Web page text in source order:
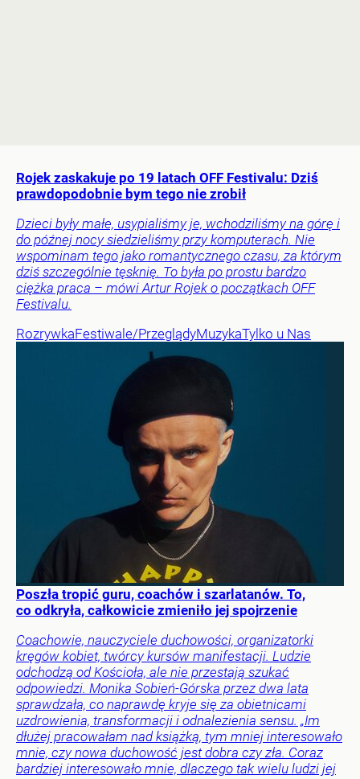
Rojek zaskakuje po 19 latach OFF Festivalu: Dziś
prawdopodobnie bym tego nie zrobił
Dzieci były małe, usypialiśmy je, wchodziliśmy na górę i
do późnej nocy siedzieliśmy przy komputerach. Nie
wspominam tego jako romantycznego czasu, za którym
dziś szczególnie tęsknię. To była po prostu bardzo
ciężka praca – mówi Artur Rojek o początkach OFF
Festivalu.
RozrywkaFestiwale/PrzeglądyMuzykaTylko u Nas
Poszła tropić guru, coachów i szarlatanów. To,
co odkryła, całkowicie zmieniło jej spojrzenie
Coachowie, nauczyciele duchowości, organizatorki
kręgów kobiet, twórcy kursów manifestacji. Ludzie
odchodzą od Kościoła, ale nie przestają szukać
odpowiedzi. Monika Sobień-Górska przez dwa lata
sprawdzała, co naprawdę kryje się za obietnicami
uzdrowienia, transformacji i odnalezienia sensu. „Im
dłużej pracowałam nad książką, tym mniej interesowało
mnie, czy nowa duchowość jest dobra czy zła. Coraz
bardziej interesowało mnie, dlaczego tak wielu ludzi jej